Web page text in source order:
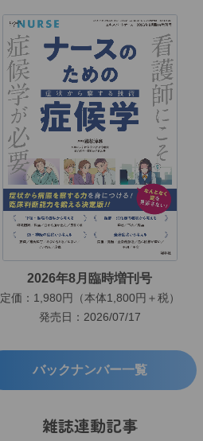
2026年8月臨時増刊号
定価：1,980円（本体1,800円＋税）
発売日：2026/07/17
バックナンバー一覧
雑誌連動記事